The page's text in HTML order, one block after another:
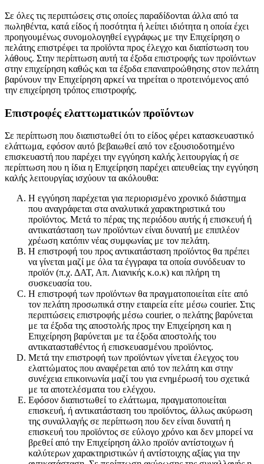
Σε όλες τις περιπτώσεις στις οποίες παραδίδονται άλλα από τα
πωληθέντα, κατά είδος ή ποσότητα ή λείπει ιδιότητα η οποία έχει
προηγουμένως συνομολογηθεί εγγράφως με την Επιχείρηση ο
πελάτης επιστρέφει τα προϊόντα προς έλεγχο και διαπίστωση του
λάθους. Στην περίπτωση αυτή τα έξοδα επιστροφής των προϊόντων
στην επιχείρηση καθώς και τα έξοδα επαναπροώθησης στον πελάτη
βαρύνουν την Επιχείρηση αρκεί να τηρείται ο προτεινόμενος από
την επιχείρηση τρόπος επιστροφής.
Επιστροφές ελαττωματικών προϊόντων
Σε περίπτωση που διαπιστωθεί ότι το είδος φέρει κατασκευαστικό
ελάττωμα, εφόσον αυτό βεβαιωθεί από τον εξουσιοδοτημένο
επισκευαστή που παρέχει την εγγύηση καλής λειτουργίας ή σε
περίπτωση που η ίδια η Επιχείρηση παρέχει απευθείας την εγγύηση
καλής λειτουργίας ισχύουν τα ακόλουθα:
Η εγγύηση παρέχεται για περιορισμένο χρονικό διάστημα
που αναγράφεται στα αναλυτικά χαρακτηριστικά του
προϊόντος. Μετά το πέρας της περιόδου αυτής ή επισκευή ή
αντικατάσταση των προϊόντων είναι δυνατή με επιπλέον
χρέωση κατόπιν νέας συμφωνίας με τον πελάτη.
Η επιστροφή του προς αντικατάσταση προϊόντος θα πρέπει
να γίνεται μαζί με όλα τα έγγραφα τα οποία συνόδευαν το
προϊόν (π.χ. ΔΑΤ, Απ. Λιανικής κ.ο.κ) και πλήρη τη
συσκευασία του.
Η επιστροφή των προϊόντων θα πραγματοποιείται είτε από
τον πελάτη προσωπικά στην εταιρεία είτε μέσω courier. Στις
περιπτώσεις επιστροφής μέσω courier, o πελάτης βαρύνεται
με τα έξοδα της αποστολής προς την Επιχείρηση και η
Επιχείρηση βαρύνεται με τα έξοδα αποστολής του
αντικατασταθέντος ή επισκευασμένου προϊόντος.
Μετά την επιστροφή των προϊόντων γίνεται έλεγχος του
ελαττώματος που αναφέρεται από τον πελάτη και στην
συνέχεια επικοινωνία μαζί του για ενημέρωσή του σχετικά
με τα αποτελέσματα του ελέγχου.
Εφόσον διαπιστωθεί το ελάττωμα, πραγματοποιείται
επισκευή, ή αντικατάσταση του προϊόντος, άλλως ακύρωση
της συναλλαγής σε περίπτωση που δεν είναι δυνατή η
επισκευή του προϊόντος σε εύλογο χρόνο και δεν μπορεί να
βρεθεί από την Επιχείρηση άλλο προϊόν αντίστοιχων ή
καλύτερων χαρακτηριστικών ή αντίστοιχης αξίας για την